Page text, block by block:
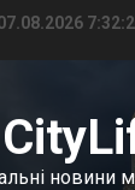
новини